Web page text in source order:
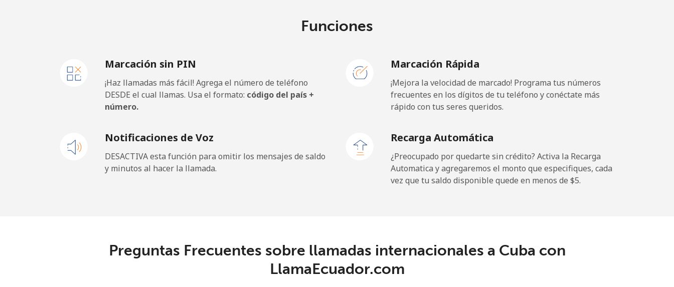
Caribbean Netherlands
Línea fija ⁦23.5¢⁩ 42 min por ⁦$10⁩ -
Cayman Islands
Línea fija 50 min por ⁦$10⁩ -
Línea fija ⁦88.5¢⁩ 11 min por ⁦$10⁩ -
13 min por ⁦$10⁩
Funciones
Marcación sin PIN
¡Haz llamadas más fácil! Agrega el número de teléfono
DESDE el cual llamas. Usa el formato: código del país +
número.
Marcación Rápida
¡Mejora la velocidad de marcado! Programa tus números
frecuentes en los dígitos de tu teléfono y conéctate más
rápido con tus seres queridos.
Notificaciones de Voz
DESACTIVA esta función para omitir los mensajes de saldo
y minutos al hacer la llamada.
Recarga Automática
¿Preocupado por quedarte sin crédito? Activa la Recarga
Automatica y agregaremos el monto que especifiques, cada
vez que tu saldo disponible quede en menos de ⁦$5⁩.
Preguntas Frecuentes sobre llamadas internacionales a Cuba con
LlamaEcuador.com